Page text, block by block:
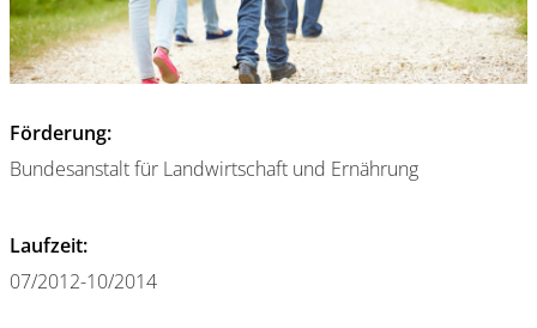
Förderung:
Bundesanstalt für Landwirtschaft und Ernährung
Laufzeit:
07/2012-10/2014